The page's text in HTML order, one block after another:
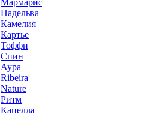
Мармарис
Надельва
Камелия
Картье
Тоффи
Спин
Аура
Ribeira
Nature
Ритм
Капелла